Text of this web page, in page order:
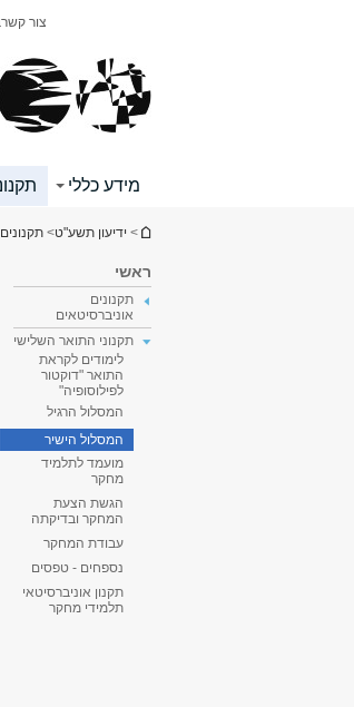
צור קשר
מידע כללי
הינך נמצא כאן
> ידיעון תשע"ט> תקנונים
ראשי
תקנונים
אוניברסיטאים
תקנוני התואר השלישי
לימודים לקראת
התואר "דוקטור
לפילוסופיה"
המסלול הרגיל
המסלול הישיר
מועמד לתלמיד
מחקר
הגשת הצעת
המחקר ובדיקתה
עבודת המחקר
נספחים - טפסים
תקנון אוניברסיטאי
תלמידי מחקר